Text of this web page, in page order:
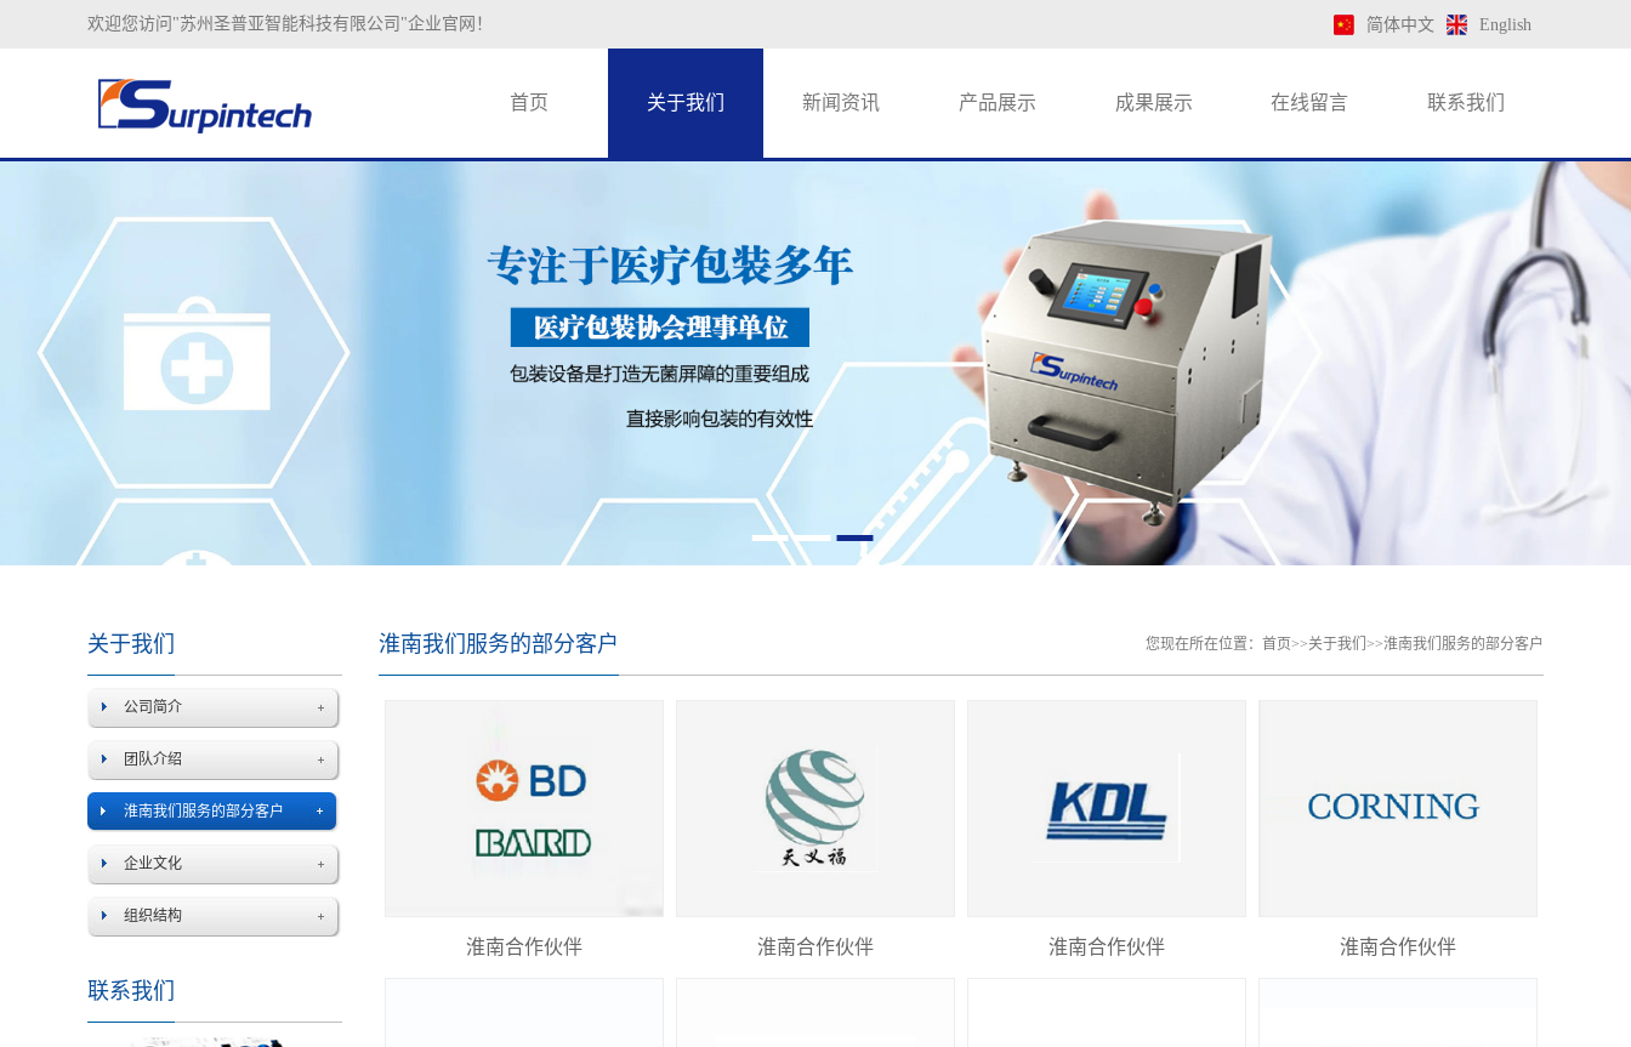
欢迎您访问"苏州圣普亚智能科技有限公司"企业官网！ 简体中文 English
首页 关于我们 新闻资讯 产品展示 成果展示 在线留言 联系我们
关于我们
公司简介
团队介绍
淮南我们服务的部分客户
企业文化
组织结构
联系我们
淮南我们服务的部分客户 您现在所在位置： 首页>>关于我们 >>淮南我们服务的部分客户
淮南合作伙伴 淮南合作伙伴 淮南合作伙伴 淮南合作伙伴